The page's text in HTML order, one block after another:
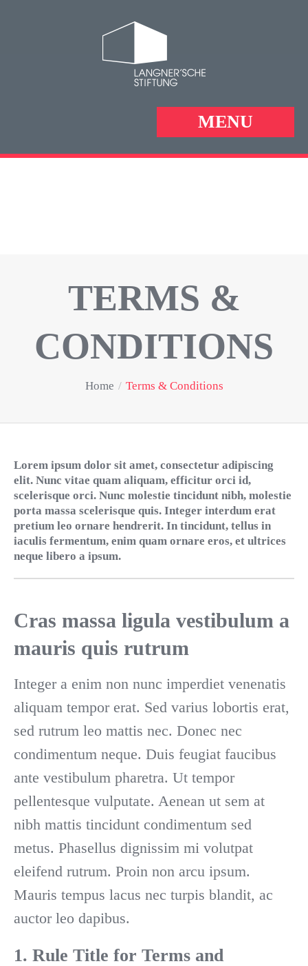
MENU
TERMS &
CONDITIONS
Home / Terms & Conditions
Lorem ipsum dolor sit amet, consectetur adipiscing
elit. Nunc vitae quam aliquam, efficitur orci id,
scelerisque orci. Nunc molestie tincidunt nibh, molestie
porta massa scelerisque quis. Integer interdum erat
pretium leo ornare hendrerit. In tincidunt, tellus in
iaculis fermentum, enim quam ornare eros, et ultrices
neque libero a ipsum.
Cras massa ligula vestibulum a
mauris quis rutrum
Integer a enim non nunc imperdiet venenatis
aliquam tempor erat. Sed varius lobortis erat,
sed rutrum leo mattis nec. Donec nec
condimentum neque. Duis feugiat faucibus
ante vestibulum pharetra. Ut tempor
pellentesque vulputate. Aenean ut sem at
nibh mattis tincidunt condimentum sed
metus. Phasellus dignissim mi volutpat
eleifend rutrum. Proin non arcu ipsum.
Mauris tempus lacus nec turpis blandit, ac
auctor leo dapibus.
1. Rule Title for Terms and